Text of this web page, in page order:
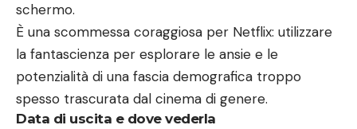
schermo.
È una scommessa coraggiosa per Netflix: utilizzare
la fantascienza per esplorare le ansie e le
potenzialità di una fascia demografica troppo
spesso trascurata dal cinema di genere.
Data di uscita e dove vederla